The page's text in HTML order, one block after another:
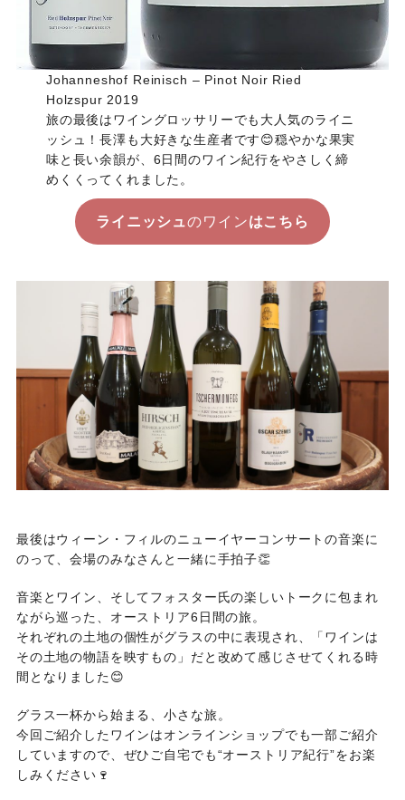
Johanneshof Reinisch – Pinot Noir Ried
Holzspur 2019
旅の最後はワイングロッサリーでも大人気のライニ
ッシュ！長澤も大好きな生産者です😊穏やかな果実
味と長い余韻が、6日間のワイン紀行をやさしく締
めくくってくれました。
ライニッシュのワインはこちら
最後はウィーン・フィルのニューイヤーコンサートの音楽に
のって、会場のみなさんと一緒に手拍子👏
音楽とワイン、そしてフォスター氏の楽しいトークに包まれ
ながら巡った、オーストリア6日間の旅。
それぞれの土地の個性がグラスの中に表現され、「ワインは
その土地の物語を映すもの」だと改めて感じさせてくれる時
間となりました😊
グラス一杯から始まる、小さな旅。
今回ご紹介したワインはオンラインショップでも一部ご紹介
していますので、ぜひご自宅でも“オーストリア紀行”をお楽
しみください🍷